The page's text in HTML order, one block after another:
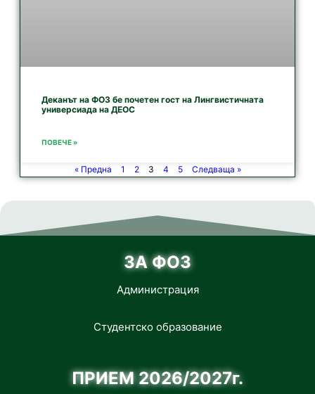
Деканът на ФОЗ бе почетен гост на Лингвистичната
универсиада на ДЕОС
ПОВЕЧЕ »
« Предна 1 2 3 4 5 Следваща »
ЗА ФОЗ
Администрация
Студентско образование
ПРИЕМ 2026/2027г.